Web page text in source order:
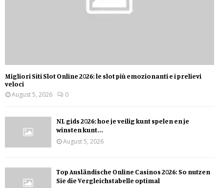
Migliori Siti Slot Online 2026: le slot più emozionanti e i prelievi
veloci
August 5, 2026
0
NL gids 2026: hoe je veilig kunt spelen en je
winsten kunt...
August 5, 2026
Top Ausländische Online Casinos 2026: So nutzen
Sie die Vergleichstabelle optimal